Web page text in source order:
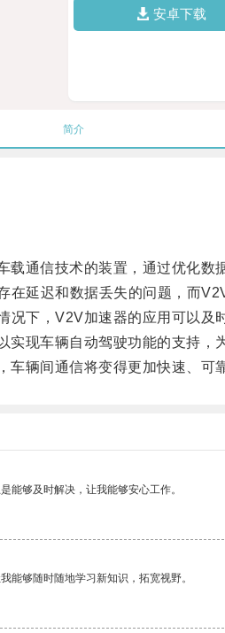
安卓下载
简介
通信技术的装置，通过优化数
延迟和数据丢失的问题，而
下，V2V加速器的应用可以及
现车辆自动驾驶功能的支持，
辆间通信将变得更加快速、可靠
能够及时解决，让我能够安心工作。
能够随时随地学习新知识，拓宽视野。